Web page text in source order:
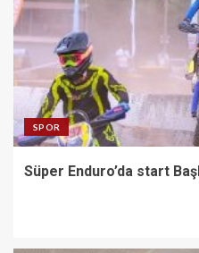
SPOR
Süper Enduro’da start